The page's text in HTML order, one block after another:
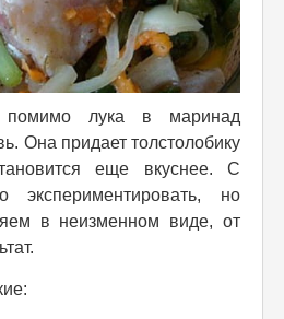
лука в маринад
Она придает толстолобику
еще вкуснее. С
экспериментировать, но
в неизменном виде, от